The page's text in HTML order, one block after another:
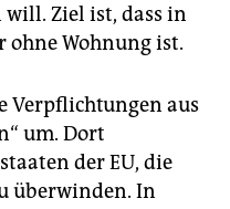
Ziel ist, dass in
ohne Wohnung ist.
Verpflichtungen aus
um. Dort
der EU, die
überwinden. In